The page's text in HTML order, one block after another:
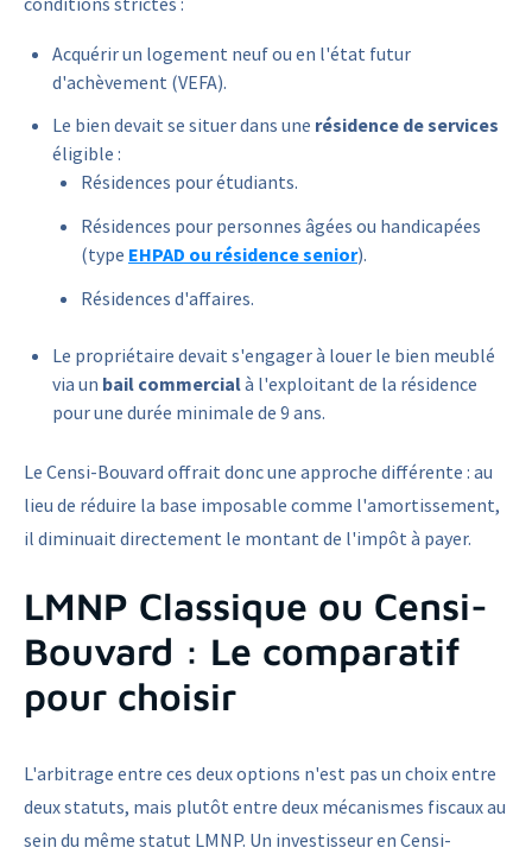
Acquérir un logement neuf ou en l'état futur
d'achèvement (VEFA).
Le bien devait se situer dans une résidence de services
éligible :
Résidences pour étudiants.
Résidences pour personnes âgées ou handicapées
(type EHPAD ou résidence senior).
Résidences d'affaires.
Le propriétaire devait s'engager à louer le bien meublé
via un bail commercialà l'exploitant de la résidence
pour une durée minimale de 9 ans.
Le Censi-Bouvard offrait donc une approche différente : au
lieu de réduire la base imposable comme l'amortissement,
il diminuait directement le montant de l'impôt à payer.
LMNP Classique ou Censi-
Bouvard : Le comparatif
pour choisir
L'arbitrage entre ces deux options n'est pas un choix entre
deux statuts, mais plutôt entre deux mécanismes fiscaux au
sein du même statut LMNP. Un investisseur en Censi-